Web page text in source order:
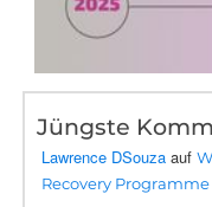
Jüngste
Lawrence DSouza auf
Recovery Programme